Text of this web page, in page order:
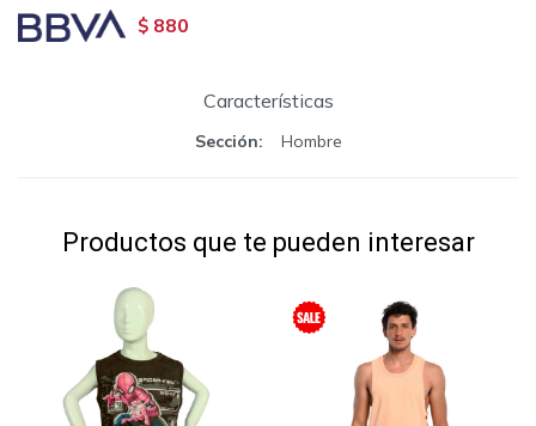
$ 880
Características
Sección Hombre
Productos que te pueden interesar